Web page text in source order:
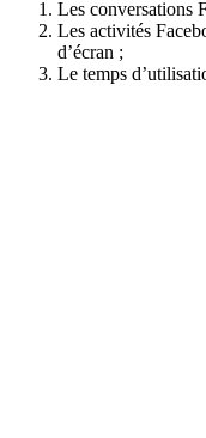
Les conversations
Les activités
d’écran ;
Le temps